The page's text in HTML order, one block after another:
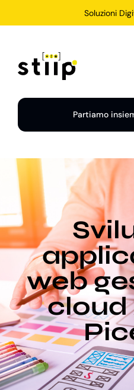
Soluzioni
Home
Soluzioni
Chi Siamo
Portfolio
Blog
Supporto
Partiamo
web
cloud